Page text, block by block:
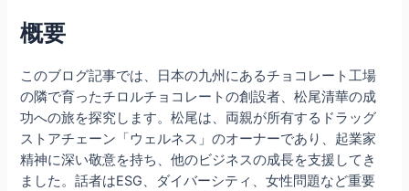
概要
このブログ記事では、日本の九州にあるチョコレート工場
の隣で育ったチロルチョコレートの創設者、松尾清華の成
功への旅を探究します。松尾は、両親が所有するドラッグ
ストアチェーン「ウェルネス」のオーナーであり、起業家
精神に深い敬意を持ち、他のビジネスの成長を支援してき
ました。話者はESG、ダイバーシティ、女性問題など重要